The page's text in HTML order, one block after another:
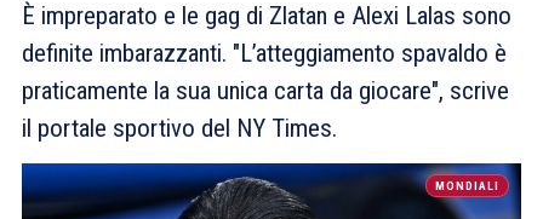
È impreparato e le gag di Zlatan e Alexi Lalas sono
definite imbarazzanti. "L’atteggiamento spavaldo è
praticamente la sua unica carta da giocare", scrive
il portale sportivo del NY Times.
MONDIALI